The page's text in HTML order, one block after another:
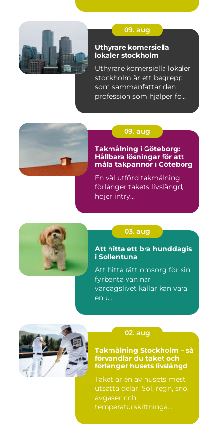
09. aug
Uthyrare komersiella
lokaler stockholm
Uthyrare komersiella lokaler
stockholm är ett begrepp
som sammanfattar den
profession som hjälper fö...
09. aug
Takmålning i Göteborg:
Hållbara lösningar för att
måla takpannor i Göteborg
En väl utförd takmålning
förlänger takets livslängd,
höjer intry...
03. aug
Att hitta ett bra hunddagis
i Sollentuna
Att hitta rätt omsorg för sin
fyrbenta vän när
vardagslivet kallar kan vara
en u...
02. aug
Takmålning Stockholm – så
förvandlar du taket och
förlänger husets livslängd
Taket är en av husets mest
utsatta delar. Sol, regn, snö,
avgaser och
temperaturskiftninga...